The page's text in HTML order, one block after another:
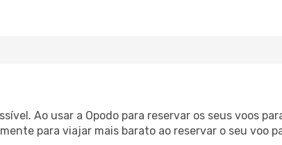
Ao usar a Opodo para reservar os seus voos
para viajar mais barato ao reservar o seu voo